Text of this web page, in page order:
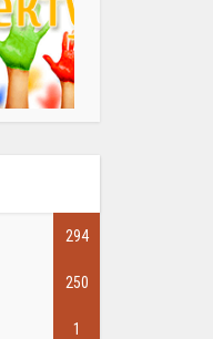
294
250
1